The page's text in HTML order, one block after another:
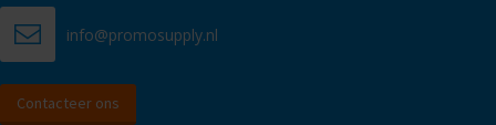
info@promosupply.nl
Contacteer ons